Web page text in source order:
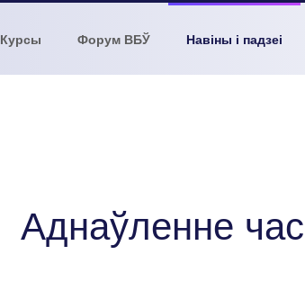
Курсы Форум ВБЎ Навіны і падзеі
Аднаўленне